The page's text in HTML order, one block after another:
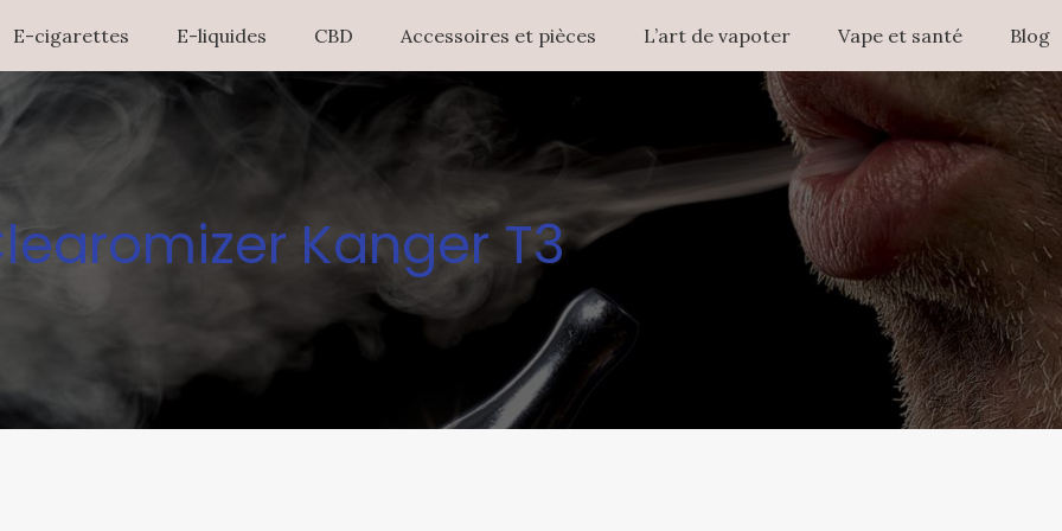
E-cigarettes E-liquides CBD Accessoires et pièces L’art de vapoter Vape et santé Blog
Kanger T3